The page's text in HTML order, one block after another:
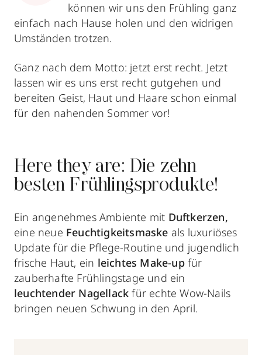
können wir uns den Frühling ganz
einfach nach Hause holen und den widrigen
Umständen trotzen.
Ganz nach dem Motto: jetzt erst recht. Jetzt
lassen wir es uns erst recht gutgehen und
bereiten Geist, Haut und Haare schon einmal
für den nahenden Sommer vor!
Here they are: Die zehn
besten Frühlingsprodukte!
Ein angenehmes Ambiente mit Duftkerzen,
eine neue Feuchtigkeitsmaske als luxuriöses
Update für die Pflege-Routine und jugendlich
frische Haut, ein leichtes Make-upfür
zauberhafte Frühlingstage und ein
leuchtender Nagellack für echte Wow-Nails
bringen neuen Schwung in den April.